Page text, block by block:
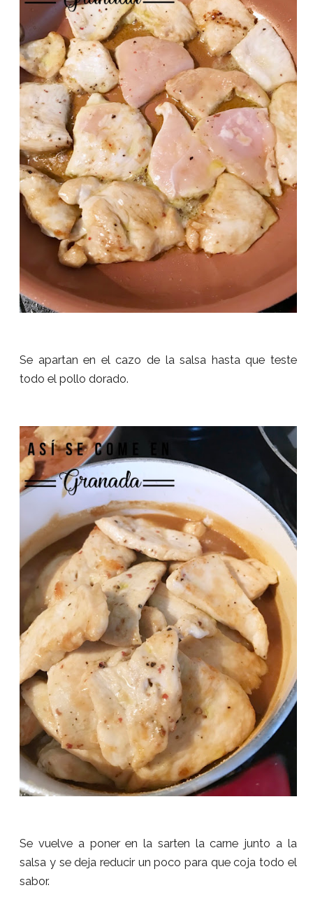
Se apartan en el cazo de la salsa hasta que teste
todo el pollo dorado.
Se vuelve a poner en la sarten la carne junto a la
salsa y se deja reducir un poco para que coja todo el
sabor.